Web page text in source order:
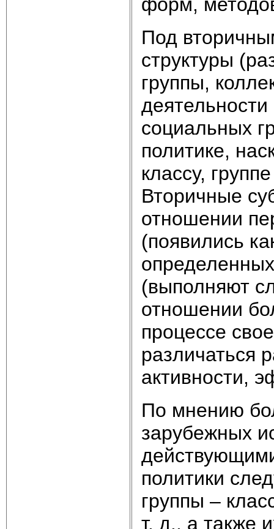
Под
структуры
группы,
социальных
политике,
классу,
Вторичные
отношении
(появились
(выполняют
отношении
процессе
различаться
активности,
По мнению
зарубежных
политики
группы –
т. д., а также